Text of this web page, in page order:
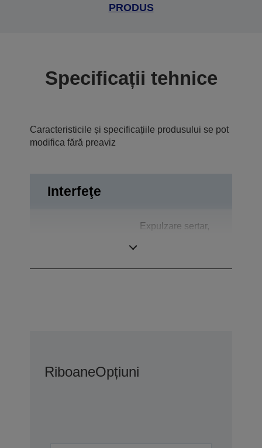
PRODUS
Specificații tehnice
Caracteristicile și specificațiile produsului se pot
modifica fără preaviz
Interfeţe
Expulzare sertar,
RiboaneOpțiuni